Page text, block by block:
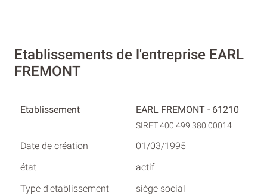
Etablissements de l'entreprise EARL
FREMONT
EARL FREMONT - 61210
SIRET 400 499 380 00014
01/03/1995
actif
siège social